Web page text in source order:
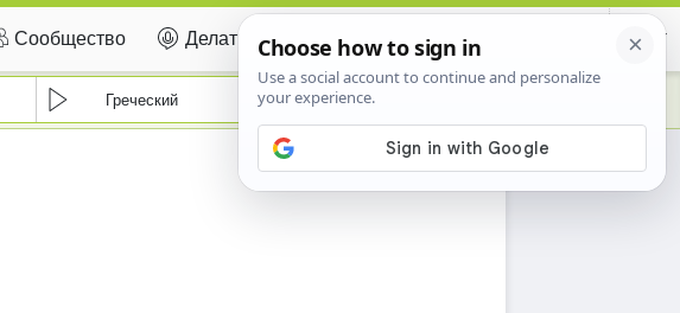
Сообщество Делать вклад Certificate
Греческий